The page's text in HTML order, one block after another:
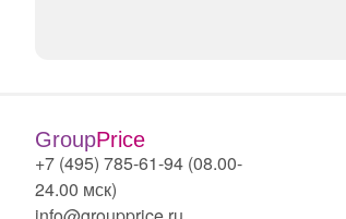
GroupPrice
+7 (495) 785-61-94 (08.00-
24.00 мск)